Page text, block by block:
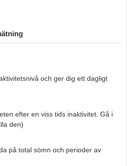
och ger dig ett dagligt
efter en viss tids inaktivitet. Gå i
den)
på total sömn och perioder av